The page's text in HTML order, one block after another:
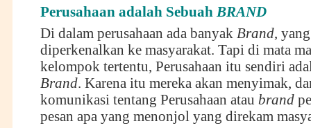
Perusahaan adalah SebuahBRAND
Di dalam perusahaan ada banyak Brand,
diperkenalkan ke masyarakat. Tapi di mata
kelompok tertentu, Perusahaan itu sendiri
Brand. Karena itu mereka akan menyimak,
komunikasi tentang Perusahaan atau brand
pesan apa yang menonjol yang direkam